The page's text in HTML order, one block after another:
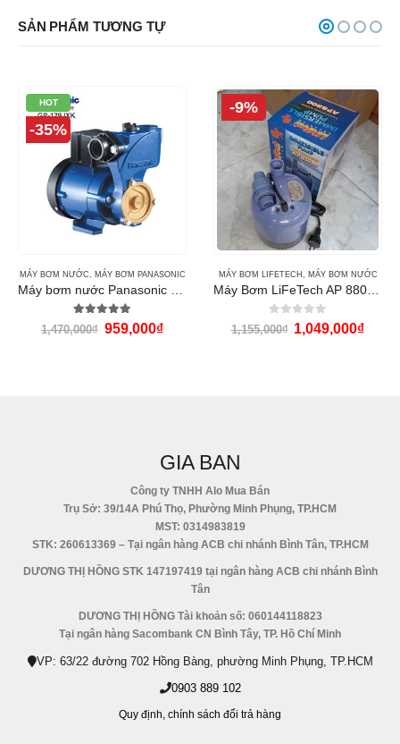
SẢN PHẨM TƯƠNG TỰ
HOT
-35%
MÁY BƠM NƯỚC MÁY BƠM PANASONIC
5.00 out of 5
1,470,000₫ 959,000₫
-9%
MÁY BƠM LIFETECH MÁY BƠM NƯỚC
0out of 5
1,155,000₫ 1,049,000₫
GIA BAN
Công ty TNHH Alo Mua Bán
Trụ Sở: 39/14A Phú Thọ, Phường Minh Phụng, TP.HCM
MST: 0314983819
STK: 260613369 – Tại ngân hàng ACB chi nhánh Bình Tân, TP.HCM
DƯƠNG THỊ HỒNG STK 147197419 tại ngân hàng ACB chi nhánh Bình
Tân
DƯƠNG THỊ HỒNG Tài khoản số: 060144118823
Tại ngân hàng Sacombank CN Bình Tây, TP. Hồ Chí Minh
VP: 63/22 đường 702 Hồng Bàng, phường Minh Phụng, TP.HCM
0903 889 102
Quy định, chính sách đổi trả hàng